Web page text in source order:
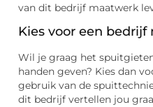
van dit bedrijf maatwerk
Kies voor een bedrijf
Wil je graag het
handen geven? Kies dan
gebruik van de
dit bedrijf vertellen jou